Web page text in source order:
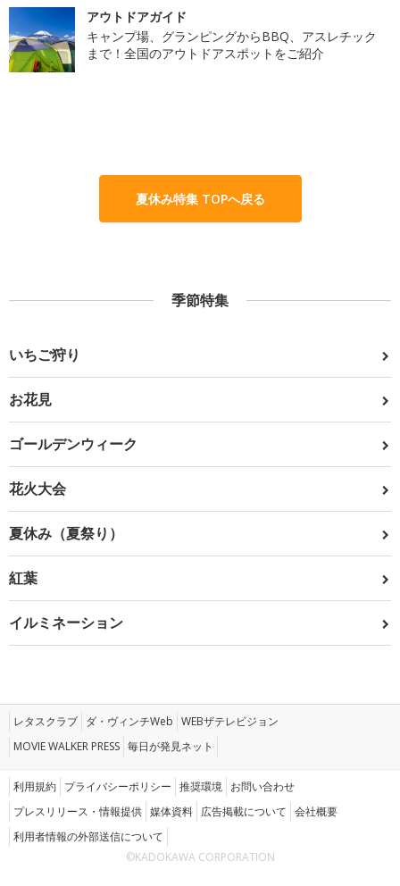
アウトドアガイド
キャンプ場、グランピングからBBQ、アスレチック
まで！全国のアウトドアスポットをご紹介
夏休み特集 TOPへ戻る
季節特集
いちご狩り
お花見
ゴールデンウィーク
花火大会
夏休み（夏祭り）
紅葉
イルミネーション
レタスクラブ ダ・ヴィンチWeb WEBザテレビジョン
MOVIE WALKER PRESS 毎日が発見ネット
利用規約 プライバシーポリシー 推奨環境 お問い合わせ
プレスリリース・情報提供 媒体資料 広告掲載について 会社概要
利用者情報の外部送信について
©KADOKAWA CORPORATION